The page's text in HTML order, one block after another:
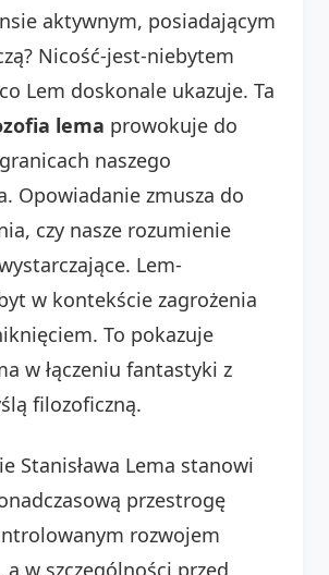
aktywnym, posiadającym
Nicość-jest-niebytem
Lem doskonale ukazuje. Ta
lema prowokuje do
naszego
Opowiadanie zmusza do
czy nasze rozumienie
Lem-
w kontekście zagrożenia
To pokazuje
w łączeniu fantastyki z
filozoficzną.
Stanisława Lema stanowi
przestrogę
rozwojem
w szczególności przed